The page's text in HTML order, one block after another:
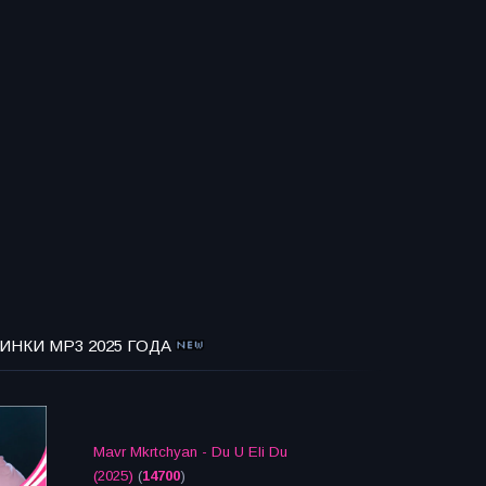
MP3 2025 ГОДА
Mavr Mkrtchyan - Du U Eli Du
(2025) (14700)